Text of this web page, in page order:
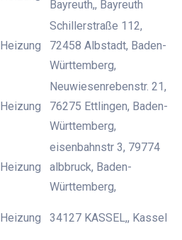
Bayreuth,, Bayreuth
Heizung
Schillerstraße 112,
72458 Albstadt, Baden-
Württemberg,
Heizung
Neuwiesenrebenstr. 21,
76275 Ettlingen, Baden-
Württemberg,
Heizung
eisenbahnstr 3, 79774
albbruck, Baden-
Württemberg,
Heizung 34127 KASSEL,, Kassel